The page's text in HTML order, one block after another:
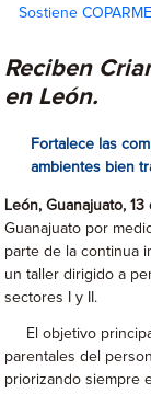
Sostiene
Reciben
en León.
Fortalece las
ambientes bien
León, Guanajuato,
Guanajuato por
parte de la continua
un taller dirigido a
sectores I y II.
El objetivo
parentales del
priorizando siempre